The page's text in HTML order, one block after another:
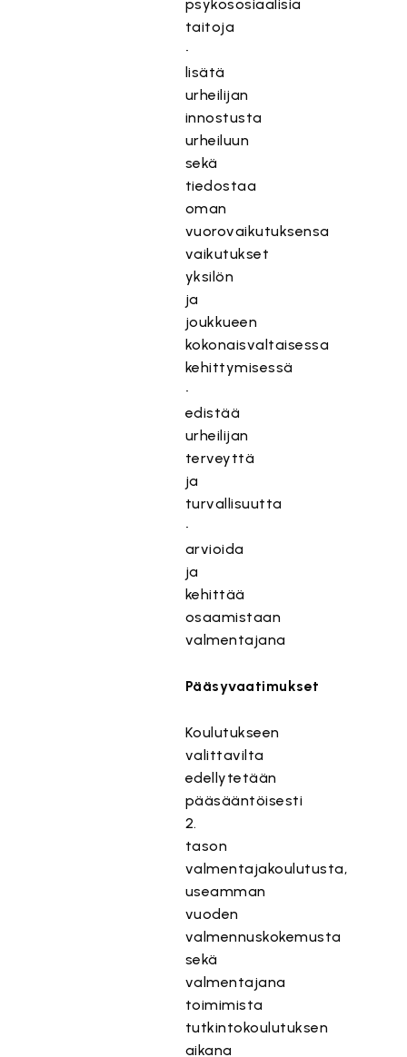
psykososiaalisia
taitoja
•
lisätä
urheilijan
innostusta
urheiluun
sekä
tiedostaa
oman
vuorovaikutuksensa
vaikutukset
yksilön
ja
joukkueen
kokonaisvaltaisessa
kehittymisessä
•
edistää
urheilijan
terveyttä
ja
turvallisuutta
•
arvioida
ja
kehittää
osaamistaan
valmentajana
Pääsyvaatimukset
Koulutukseen
valittavilta
edellytetään
pääsääntöisesti
2.
tason
valmentajakoulutusta,
useamman
vuoden
valmennuskokemusta
sekä
valmentajana
toimimista
tutkintokoulutuksen
aikana